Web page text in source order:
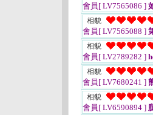
會員[ LV7565086 ]
相貌
會員[ LV7565088 ]
相貌
會員[ LV2789282 ]
相貌
會員[ LV7680241 ]
相貌
會員[ LV6590894 ]